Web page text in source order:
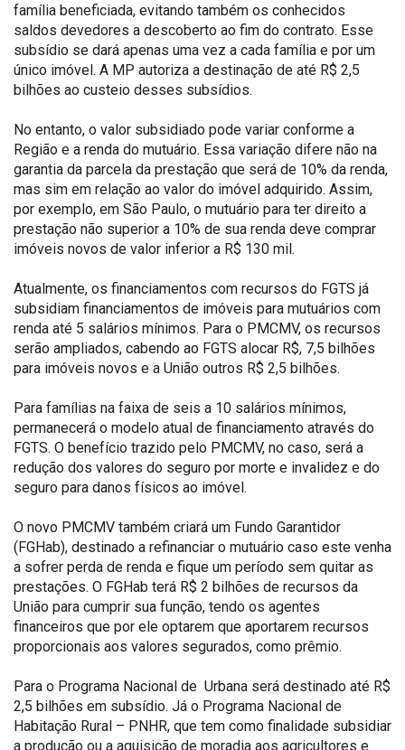
família beneficiada, evitando também os conhecidos
saldos devedores a descoberto ao fim do contrato. Esse
subsídio se dará apenas uma vez a cada família e por um
único imóvel. A MP autoriza a destinação de até R$ 2,5
bilhões ao custeio desses subsídios.
No entanto, o valor subsidiado pode variar conforme a
Região e a renda do mutuário. Essa variação difere não na
garantia da parcela da prestação que será de 10% da renda,
mas sim em relação ao valor do imóvel adquirido. Assim,
por exemplo, em São Paulo, o mutuário para ter direito a
prestação não superior a 10% de sua renda deve comprar
imóveis novos de valor inferior a R$ 130 mil.
Atualmente, os financiamentos com recursos do FGTS já
subsidiam financiamentos de imóveis para mutuários com
renda até 5 salários mínimos. Para o PMCMV, os recursos
serão ampliados, cabendo ao FGTS alocar R$, 7,5 bilhões
para imóveis novos e a União outros R$ 2,5 bilhões.
Para famílias na faixa de seis a 10 salários mínimos,
permanecerá o modelo atual de financiamento através do
FGTS. O benefício trazido pelo PMCMV, no caso, será a
redução dos valores do seguro por morte e invalidez e do
seguro para danos físicos ao imóvel.
O novo PMCMV também criará um Fundo Garantidor
(FGHab), destinado a refinanciar o mutuário caso este venha
a sofrer perda de renda e fique um período sem quitar as
prestações. O FGHab terá R$ 2 bilhões de recursos da
União para cumprir sua função, tendo os agentes
financeiros que por ele optarem que aportarem recursos
proporcionais aos valores segurados, como prêmio.
Para o Programa Nacional de Urbana será destinado até R$
2,5 bilhões em subsídio. Já o Programa Nacional de
Habitação Rural – PNHR, que tem como finalidade subsidiar
a produção ou a aquisição de moradia aos agricultores e